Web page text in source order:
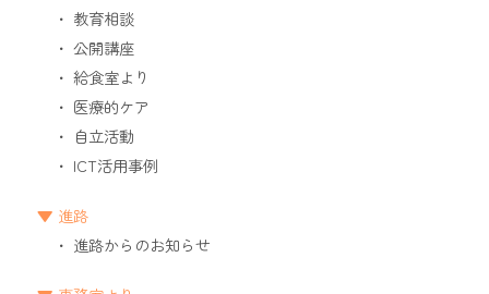
教育相談
公開講座
給食室より
医療的ケア
自立活動
ICT活用事例
進路
進路からのお知らせ